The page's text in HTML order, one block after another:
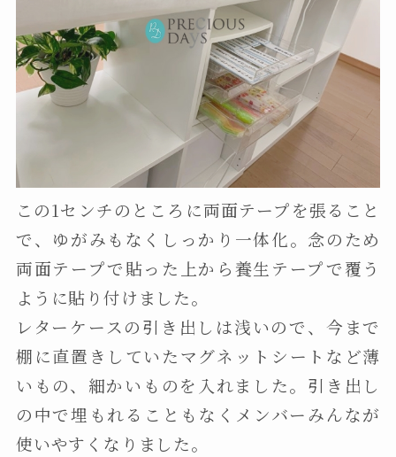
この1センチのところに両面テープを張ること
で、ゆがみもなくしっかり一体化。念のため
両面テープで貼った上から養生テープで覆う
ように貼り付けました。
レターケースの引き出しは浅いので、今まで
棚に直置きしていたマグネットシートなど薄
いもの、細かいものを入れました。引き出し
の中で埋もれることもなくメンバーみんなが
使いやすくなりました。